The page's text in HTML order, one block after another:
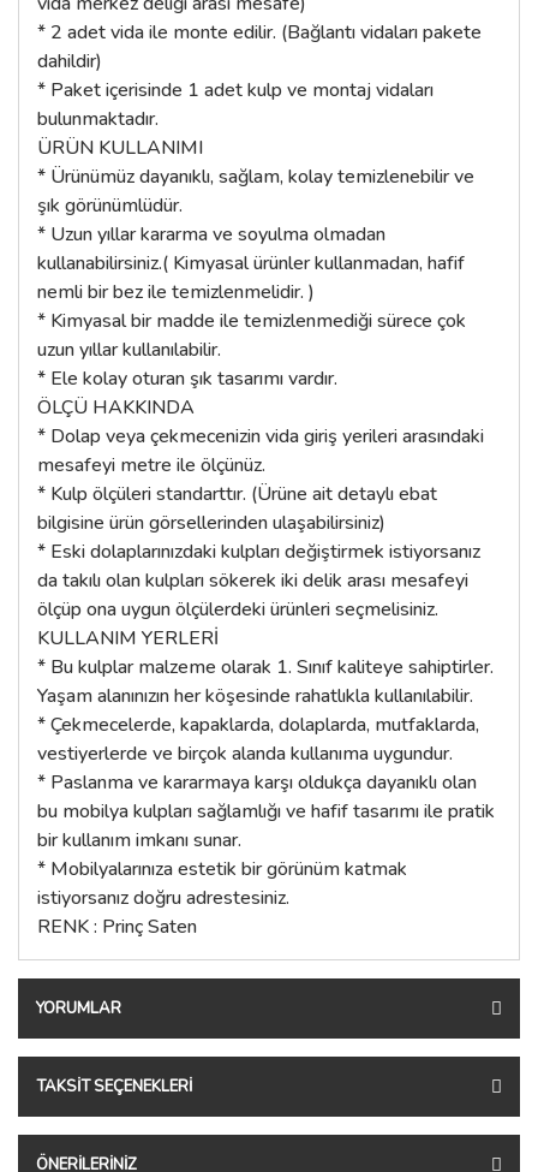
* 2 adet vida ile monte edilir. (Bağlantı vidaları pakete
dahildir)
* Paket içerisinde 1 adet kulp ve montaj vidaları
bulunmaktadır.
ÜRÜN KULLANIMI
* Ürünümüz dayanıklı, sağlam, kolay temizlenebilir ve
şık görünümlüdür.
* Uzun yıllar kararma ve soyulma olmadan
kullanabilirsiniz.( Kimyasal ürünler kullanmadan, hafif
nemli bir bez ile temizlenmelidir. )
* Kimyasal bir madde ile temizlenmediği sürece çok
uzun yıllar kullanılabilir.
* Ele kolay oturan şık tasarımı vardır.
ÖLÇÜ HAKKINDA
* Dolap veya çekmecenizin vida giriş yerileri arasındaki
mesafeyi metre ile ölçünüz.
* Kulp ölçüleri standarttır. (Ürüne ait detaylı ebat
bilgisine ürün görsellerinden ulaşabilirsiniz)
* Eski dolaplarınızdaki kulpları değiştirmek istiyorsanız
da takılı olan kulpları sökerek iki delik arası mesafeyi
ölçüp ona uygun ölçülerdeki ürünleri seçmelisiniz.
KULLANIM YERLERİ
* Bu kulplar malzeme olarak 1. Sınıf kaliteye sahiptirler.
Yaşam alanınızın her köşesinde rahatlıkla kullanılabilir.
* Çekmecelerde, kapaklarda, dolaplarda, mutfaklarda,
vestiyerlerde ve birçok alanda kullanıma uygundur.
* Paslanma ve kararmaya karşı oldukça dayanıklı olan
bu mobilya kulpları sağlamlığı ve hafif tasarımı ile pratik
bir kullanım imkanı sunar.
* Mobilyalarınıza estetik bir görünüm katmak
istiyorsanız doğru adrestesiniz.
RENK : Prinç Saten
YORUMLAR
TAKSIT SEÇENEKLERI
ÖNERILERINIZ